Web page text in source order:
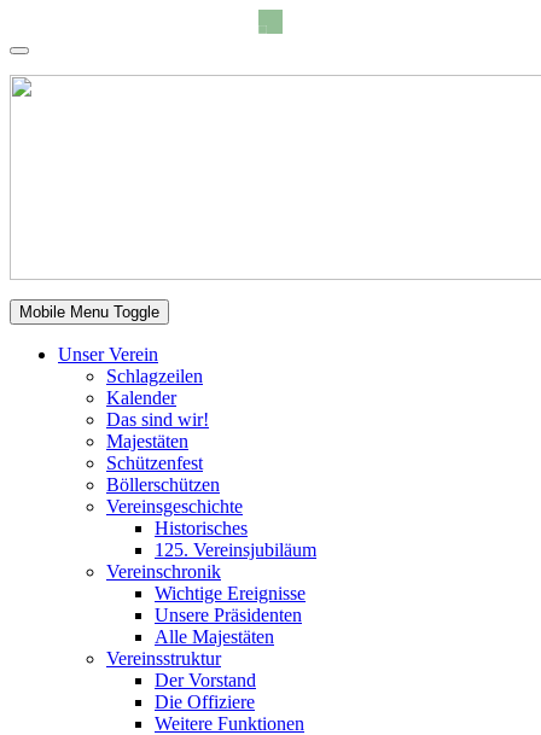
Mobile Menu Toggle
Unser Verein
Schlagzeilen
Kalender
Das sind wir!
Majestäten
Schützenfest
Böllerschützen
Vereinsgeschichte
Historisches
125. Vereinsjubiläum
Vereinschronik
Wichtige Ereignisse
Unsere Präsidenten
Alle Majestäten
Vereinsstruktur
Der Vorstand
Die Offiziere
Weitere Funktionen